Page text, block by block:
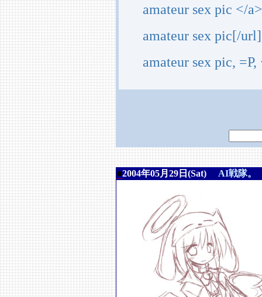
amateur sex pic </
amateur sex pic[/
amateur sex pic,
■2004年05月29日(Sat) AI戦隊。